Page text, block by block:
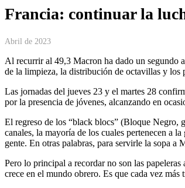
Francia: continuar la
Abril de 2023
Al recurrir al 49,3 Macron ha dado un segundo
de la limpieza, la distribución de octavillas y los
Las jornadas del jueves 23 y el martes 28
por la presencia de jóvenes, alcanzando en
El regreso de los “black blocs” (Bloque Negro,
canales, la mayoría de los cuales pertenecen a
gente. En otras palabras, para servirle la sopa a
Pero lo principal a recordar no son las
crece en el mundo obrero. Es que cada vez